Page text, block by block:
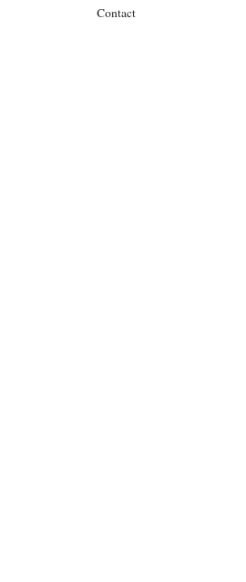
Contact